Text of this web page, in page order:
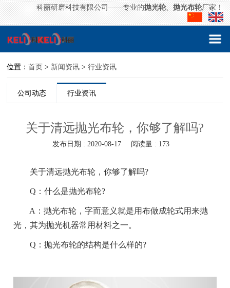
科丽研磨科技有限公司——专业的抛光轮、抛光布轮厂家！
位置：首页 > 新闻资讯 >行业资讯
公司动态 行业资讯
关于清远抛光布轮，你够了解吗?
发布日期 : 2020-08-17 阅读量 : 173
关于清远抛光布轮，你够了解吗?
Q：什么是抛光布轮?
A：抛光布轮，字而意义就是用布做成轮式用来抛
光，其为抛光机器常用材料之一。
Q：抛光布轮的结构是什么样的?